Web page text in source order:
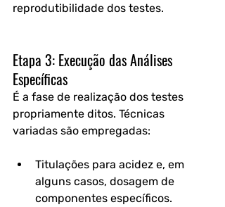
reprodutibilidade dos testes.
Etapa 3: Execução das Análises
Específicas
É a fase de realização dos testes
propriamente ditos. Técnicas
variadas são empregadas:
Titulações para acidez e, em
alguns casos, dosagem de
componentes específicos.